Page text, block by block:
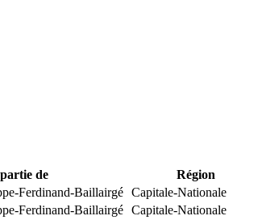
de Région
Ferdinand-Baillairgé Capitale-Nationale
Ferdinand-Baillairgé Capitale-Nationale